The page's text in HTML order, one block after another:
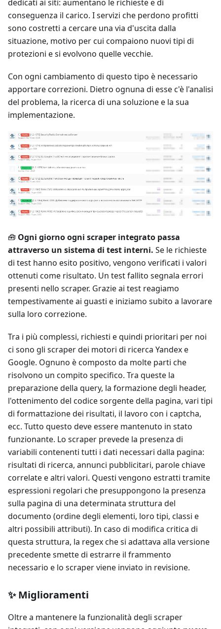
dedicati ai siti: aumentano le richieste e di
conseguenza il carico. I servizi che perdono profitti
sono costretti a cercare una via d'uscita dalla
situazione, motivo per cui compaiono nuovi tipi di
protezioni e si evolvono quelle vecchie.
Con ogni cambiamento di questo tipo è necessario
apportare correzioni. Dietro ognuna di esse c'è l'analisi
del problema, la ricerca di una soluzione e la sua
implementazione.
🧰 Ogni giorno ogni scraper integrato passa
attraverso un sistema di test interni. Se le richieste
di test hanno esito positivo, vengono verificati i valori
ottenuti come risultato. Un test fallito segnala errori
presenti nello scraper. Grazie ai test reagiamo
tempestivamente ai guasti e iniziamo subito a lavorare
sulla loro correzione.
Tra i più complessi, richiesti e quindi prioritari per noi
ci sono gli scraper dei motori di ricerca Yandex e
Google. Ognuno è composto da molte parti che
risolvono un compito specifico. Tra queste la
preparazione della query, la formazione degli header,
l'ottenimento del codice sorgente della pagina, vari tipi
di formattazione dei risultati, il lavoro con i captcha,
ecc. Tutto questo deve essere mantenuto in stato
funzionante. Lo scraper prevede la presenza di
variabili contenenti tutti i dati necessari dalla pagina:
risultati di ricerca, annunci pubblicitari, parole chiave
correlate e altri valori. Questi vengono estratti tramite
espressioni regolari che presuppongono la presenza
sulla pagina di una determinata struttura del
documento (ordine degli elementi, loro tipi, classi e
altri possibili attributi). In caso di modifica critica di
questa struttura, la regex che si adattava alla versione
precedente smette di estrarre il frammento
necessario e lo scraper viene inviato in revisione.
✨ Miglioramenti
Oltre a mantenere la funzionalità degli scraper